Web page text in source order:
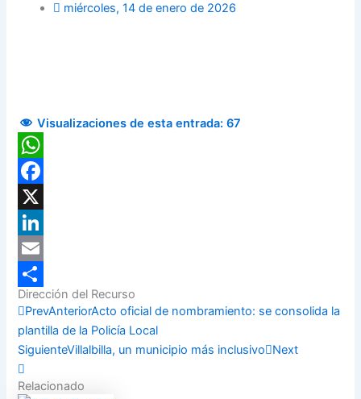
miércoles, 14 de enero de 2026
Visualizaciones de esta entrada: 67
WhatsApp
Facebook
X
LinkedIn
Email
Compartir
Dirección del Recurso
PrevAnteriorActo oficial de nombramiento: se consolida la
plantilla de la Policía Local
SiguienteVillalbilla, un municipio más inclusivo Next
Relacionado